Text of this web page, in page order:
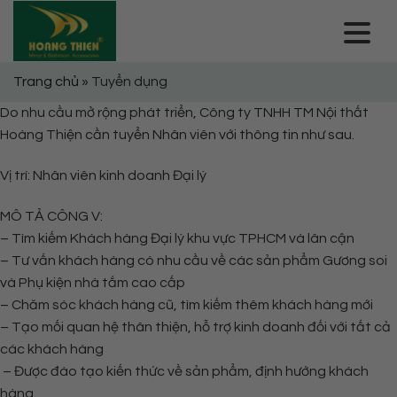
content
Trang chủ » Tuyển dụng
Do nhu cầu mở rộng phát triển, Công ty TNHH TM Nội thất
Hoàng Thiện cần tuyển Nhân viên với thông tin như sau.
Vị trí: Nhân viên kinh doanh Đại lý
MÔ TẢ CÔNG V:
– Tìm kiếm Khách hàng Đại lý khu vực TPHCM và lân cận
– Tư vấn khách hàng có nhu cầu về các sản phẩm Gương soi
và Phụ kiện nhà tắm cao cấp
– Chăm sóc khách hàng cũ, tìm kiếm thêm khách hàng mới
– Tạo mối quan hệ thân thiện, hỗ trợ kinh doanh đối với tất cả
các khách hàng
– Được đào tạo kiến thức về sản phẩm, định hướng khách
hàng